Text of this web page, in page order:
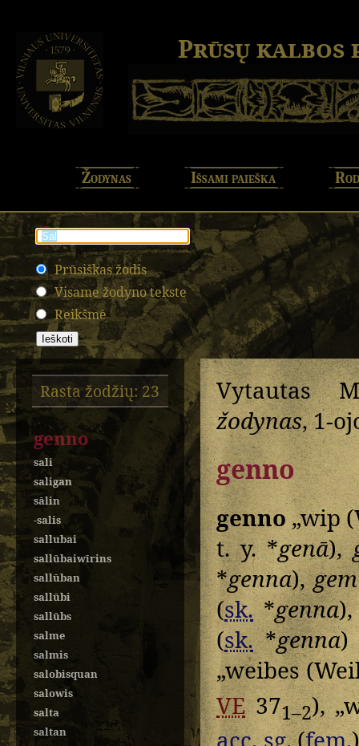
Prūsų kalbos
Žodynas Išsami paieška
Prūsiškas žodis
Visame žodyno tekste
Reikšmė
Rasta žodžių: 23
genno
sali
saligan
sālin
-salis
sallubai
sallūbaiwīrins
sallūban
sallūbi
sallūbs
salme
salmis
salobisquan
salowis
salta
saltan
Vytautas
žodynas, 1-
genno
genno„wip
t. y. *genā),
*genna),
(sk.*genna
(sk.*genna
„weibes
VE371–2),
acc. sg.(fem.